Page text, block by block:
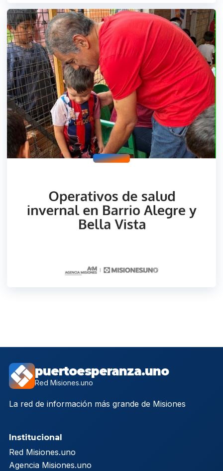
puertoesperanza.uno
Red Misiones.uno
La red de información más grande de Misiones
Institucional
Red Misiones.uno
Agencia Misiones.uno